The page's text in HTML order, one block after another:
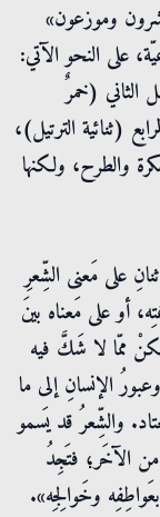
وموزعون»
على النحو الآتي:
(خمرٌ
(ثنائية الترتيل)،
والطرح، ولكنها
على مَعنى الشِّعرِ
أو على مَعناه بينَ
ممّا لا شَكَّ فيه
الإنسانِ إلى ما
والشِّعرُ قد يَسمو
الآخَر؛ فتَجِدُ
وخَوالِجِه».